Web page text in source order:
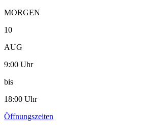
MORGEN
10
AUG
9:00 Uhr
bis
18:00 Uhr
Öffnungszeiten